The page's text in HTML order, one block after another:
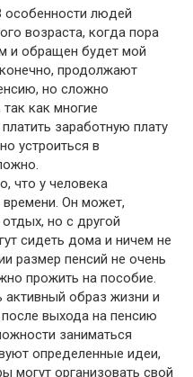
особенности людей
возраста, когда пора
и обращен будет мой
продолжают
но сложно
как многие
заработную плату
устроиться в
что у человека
Он может,
но с другой
сидеть дома и ничем не
размер пенсий не очень
прожить на пособие.
активный образ жизни и
выхода на пенсию
заниматься
определенные идеи,
могут организовать свой